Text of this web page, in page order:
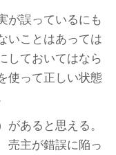
が誤っているにも
いことはあっては
しておいてはなら
使って正しい状態
あると思える。
売主が錯誤に陥っ